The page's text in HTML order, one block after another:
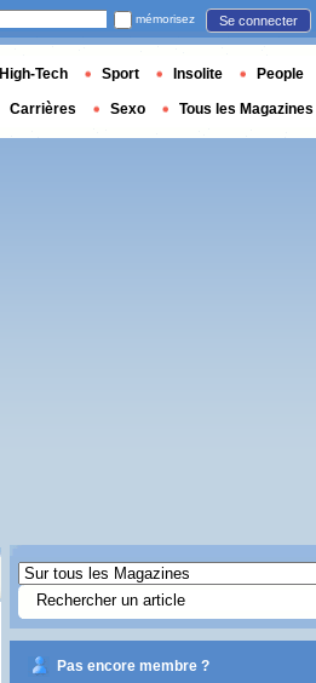
Pas encore membre ?
mémorisez Se connecter
High-Tech Sport Insolite People
Carrières Sexo Tous les Magazines